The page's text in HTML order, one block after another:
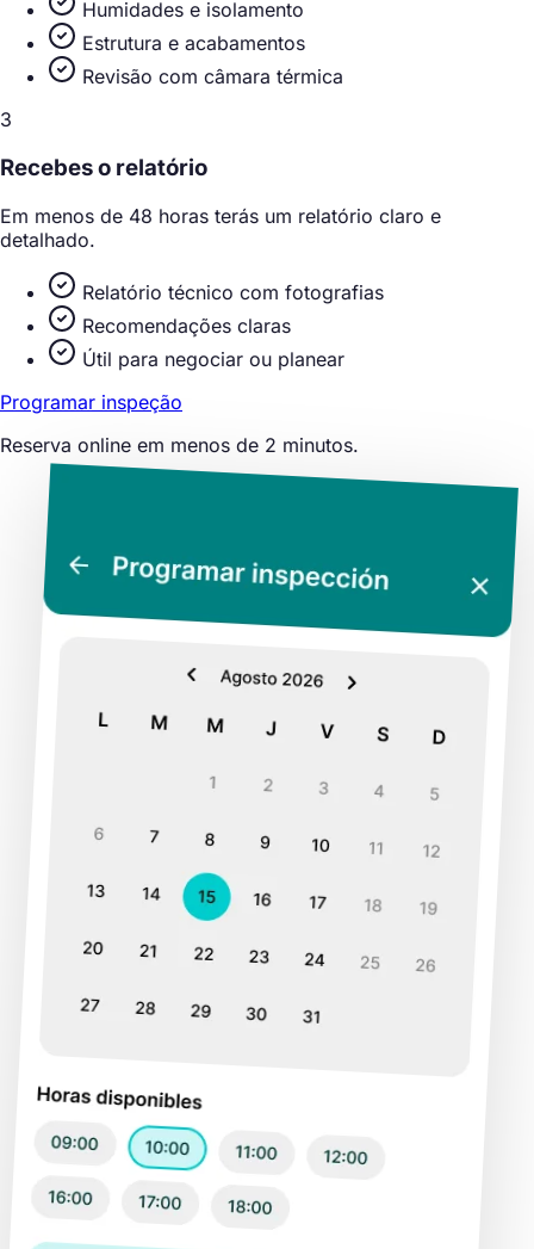
Humidades e isolamento
Estrutura e acabamentos
Revisão com câmara térmica
3
Recebes o relatório
Em menos de 48 horas terás um relatório claro e
detalhado.
Relatório técnico com fotografias
Recomendações claras
Útil para negociar ou planear
Programar inspeção
Reserva online em menos de 2 minutos.